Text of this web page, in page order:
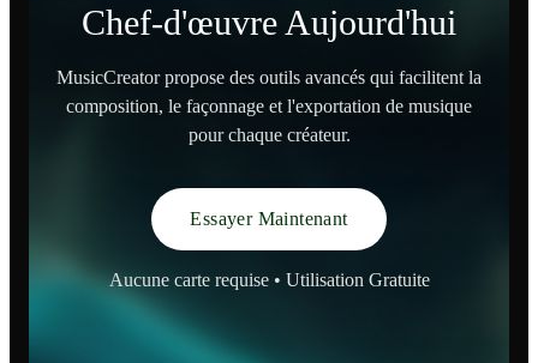
Chef-d'œuvre Aujourd'hui
MusicCreator propose des outils avancés qui facilitent la
composition, le façonnage et l'exportation de musique
pour chaque créateur.
Essayer Maintenant
Aucune carte requise • Utilisation Gratuite